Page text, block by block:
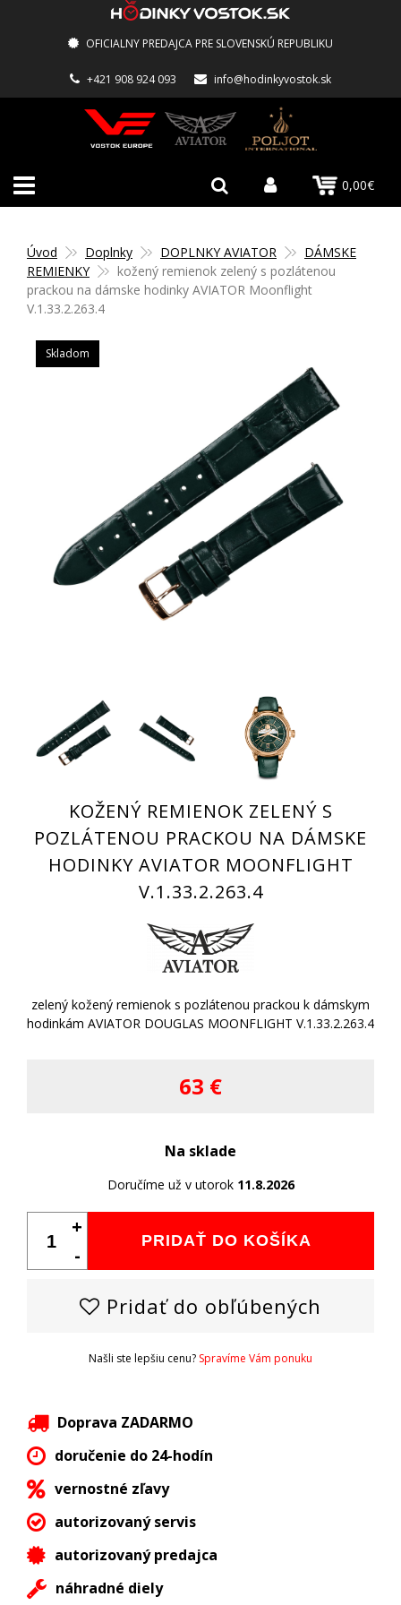
OFICIALNY PREDAJCA PRE SLOVENSKÚ REPUBLIKU
+421 908 924 093 info@hodinkyvostok.sk
0,00€
Úvod Doplnky DOPLNKY AVIATOR
DÁMSKE
REMIENKY
kožený remienok zelený s pozlátenou
prackou na dámske hodinky AVIATOR Moonflight
V.1.33.2.263.4
Skladom
KOŽENÝ REMIENOK ZELENÝ S
POZLÁTENOU PRACKOU NA DÁMSKE
HODINKY AVIATOR MOONFLIGHT
V.1.33.2.263.4
zelený kožený remienok s pozlátenou prackou k dámskym
hodinkám AVIATOR DOUGLAS MOONFLIGHT V.1.33.2.263.4
63 €
Na sklade
Doručíme už v utorok 11.8.2026
PRIDAŤ DO KOŠÍKA
+
-
Pridať do obľúbených
Našli ste lepšiu cenu? Spravíme Vám ponuku
Doprava ZADARMO
doručenie do 24-hodín
vernostné zľavy
autorizovaný servis
autorizovaný predajca
náhradné diely